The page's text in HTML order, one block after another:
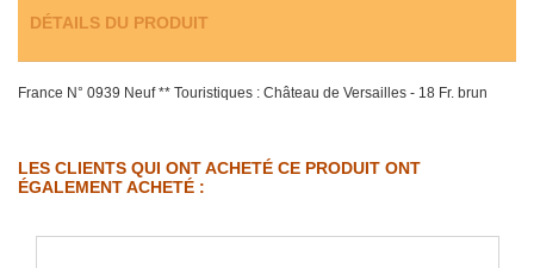
DÉTAILS DU PRODUIT
France N° 0939 Neuf ** Touristiques : Château de Versailles - 18 Fr. brun
LES CLIENTS QUI ONT ACHETÉ CE PRODUIT ONT
ÉGALEMENT ACHETÉ :